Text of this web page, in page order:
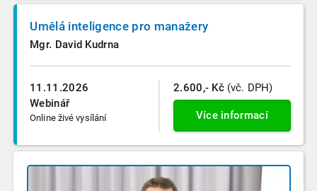
11.11.2026
Webinář
Online živé vysílání
Umělá inteligence pro manažery
Mgr. David Kudrna
2.600,- Kč (vč. DPH)
Více informací